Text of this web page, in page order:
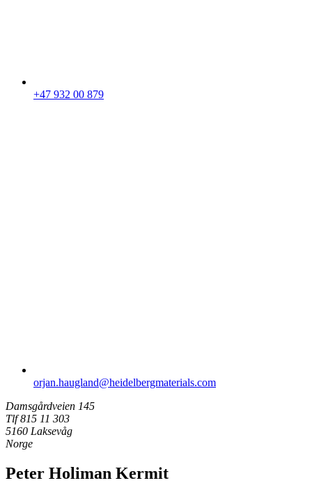
+47 932 00 879
orjan.haugland​@heidelbergmaterials.com
Damsgårdveien 145
Tlf 815 11 303
5160 Laksevåg
Norge
Peter Holiman Kermit